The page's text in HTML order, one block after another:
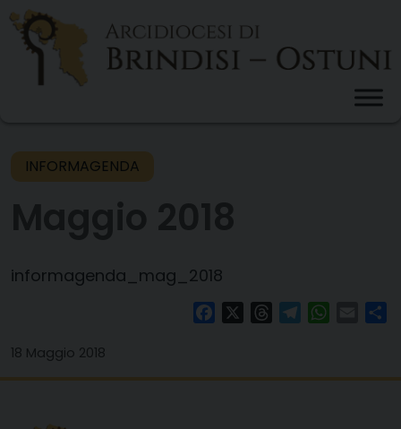
Skip
content
INFORMAGENDA
informagenda_mag_2018
FacebookThreadsTelegram Email
18 Maggio 2018